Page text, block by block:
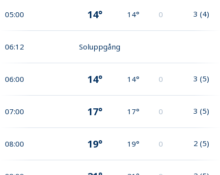
05:00 14° 14° 0 3 (4)
06:12 Soluppgång
06:00 14° 14° 0 3 (5)
07:00 17° 17° 0 3 (5)
08:00 19° 19° 0 2 (5)